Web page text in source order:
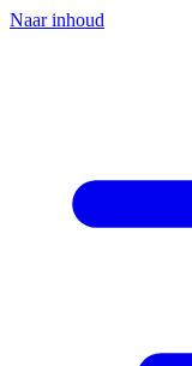
Naar inhoud